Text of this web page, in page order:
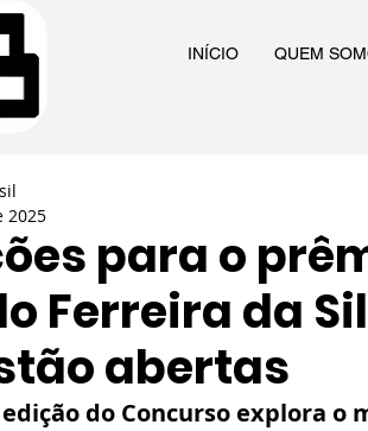
INÍCIO QUEM
para o
Ferreira da
abertas
2025
edição do Concurso explora o